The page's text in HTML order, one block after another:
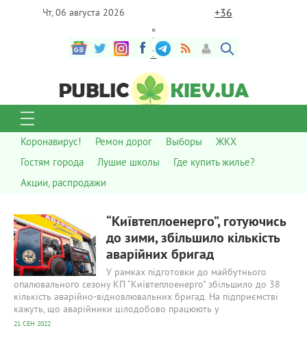
Чт, 06 августа 2026 +36
°
C
Коронавирус! Ремон дорог Выборы
ЖКХ
Гостям города
Лушие школы
Где купить жилье?
Акции, распродажи
“Київтеплоенерго”, готуючись
до зими, збільшило кількість
аварійних бригад
У рамках підготовки до майбутнього
опалювального сезону КП “Київтеплоенерго” збільшило до 38
кількість аварійно-відновлювальних бригад. На підприємстві
кажуть, що аварійники цілодобово працюють у
21 СЕН 2022